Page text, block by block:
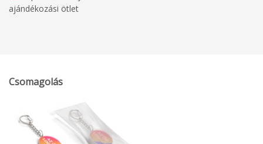
ajándékozási ötlet
Csomagolás